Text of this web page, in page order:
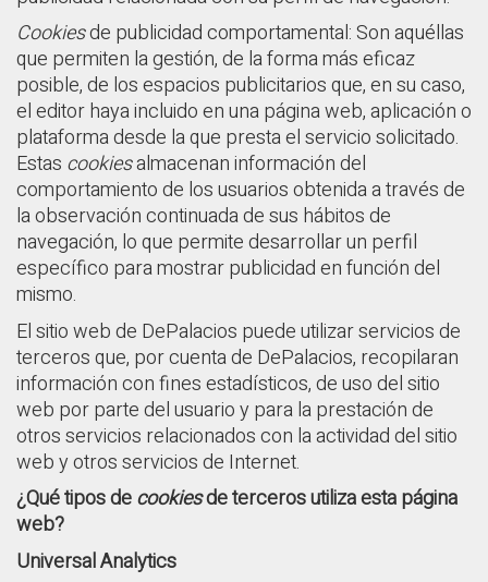
Cookiesde publicidad comportamental: Son aquéllas
que permiten la gestión, de la forma más eficaz
posible, de los espacios publicitarios que, en su caso,
el editor haya incluido en una página web, aplicación o
plataforma desde la que presta el servicio solicitado.
Estas cookiesalmacenan información del
comportamiento de los usuarios obtenida a través de
la observación continuada de sus hábitos de
navegación, lo que permite desarrollar un perfil
específico para mostrar publicidad en función del
mismo.
El sitio web de DePalacios puede utilizar servicios de
terceros que, por cuenta de DePalacios, recopilaran
información con fines estadísticos, de uso del sitio
web por parte del usuario y para la prestación de
otros servicios relacionados con la actividad del sitio
web y otros servicios de Internet.
¿Qué tipos decookiesde terceros utiliza esta página
web?
Universal Analytics